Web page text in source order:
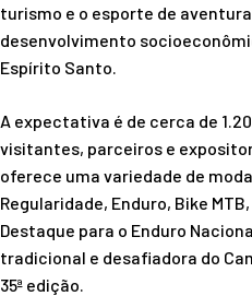
turismo e o esporte de
desenvolvimento
Espírito Santo.
A expectativa é de cerca de
visitantes, parceiros e
oferece uma variedade de
Regularidade, Enduro, Bike
Destaque para o Enduro
tradicional e desafiadora do
35ª edição.